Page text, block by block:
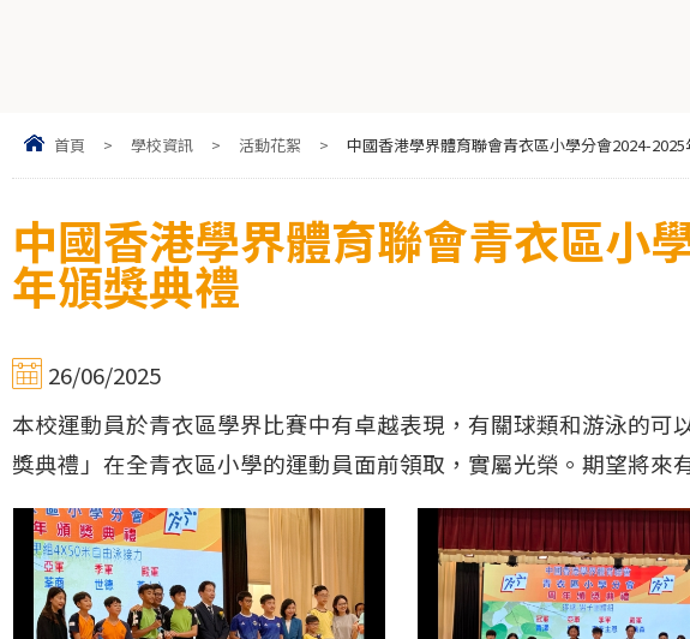
首頁 > 學校資訊 > 活動花絮 > 中國香港學界體育聯會青衣區小學分會2024-
中國香港學界體育聯會青衣區小
年頒獎典禮
26/06/2025
本校運動員於青衣區學界比賽中有卓越表現，有關球類和游泳的
獎典禮」在全青衣區小學的運動員面前領取，實屬光榮。期望將來